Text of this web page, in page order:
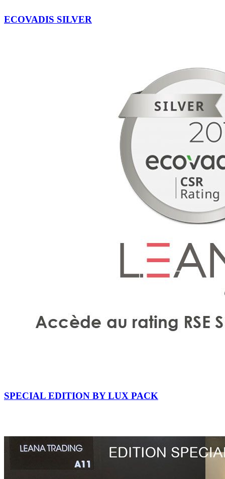
ECOVADIS SILVER
SPECIAL EDITION BY LUX PACK